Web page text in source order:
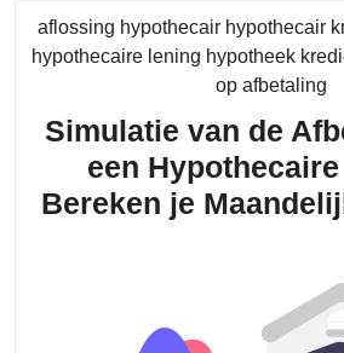
aflossing hypothecair hypothecair
hypothecaire lening hypotheek
op afbetaling
Simulatie van de
een
Bereken je